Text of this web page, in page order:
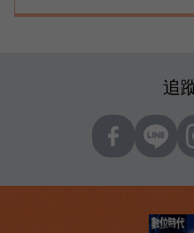
追